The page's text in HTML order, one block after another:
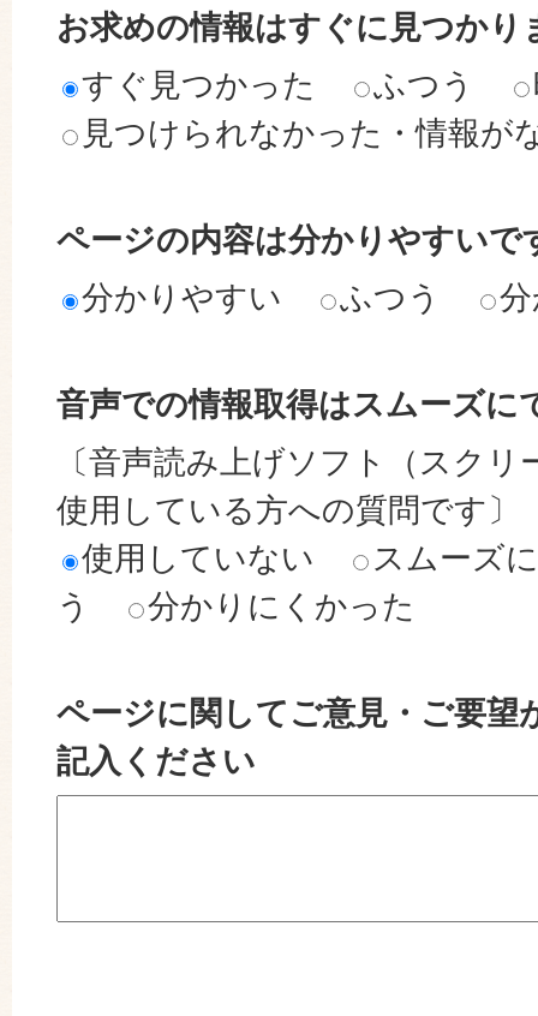
お求めの情報はすぐに見つかり
すぐ見つかった
ふつう
見つけられなかった・情報が
ページの内容は分かりやすいで
分かりやすい
ふつう
音声での情報取得はスムーズに
〔音声読み上げソフト（スク
使用している方への質問です〕
使用していない
スムーズ
う
分かりにくかった
ページに関してご意見・ご要望
記入ください